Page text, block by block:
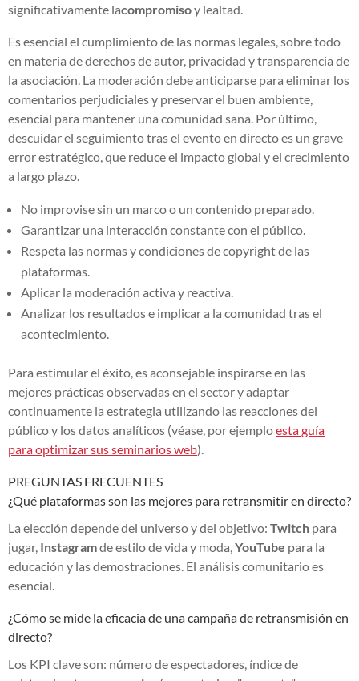
significativamente lacompromisoy lealtad.
Es esencial el cumplimiento de las normas legales, sobre todo
en materia de derechos de autor, privacidad y transparencia de
la asociación. La moderación debe anticiparse para eliminar los
comentarios perjudiciales y preservar el buen ambiente,
esencial para mantener una comunidad sana. Por último,
descuidar el seguimiento tras el evento en directo es un grave
error estratégico, que reduce el impacto global y el crecimiento
a largo plazo.
No improvise sin un marco o un contenido preparado.
Garantizar una interacción constante con el público.
Respeta las normas y condiciones de copyright de las
plataformas.
Aplicar la moderación activa y reactiva.
Analizar los resultados e implicar a la comunidad tras el
acontecimiento.
Para estimular el éxito, es aconsejable inspirarse en las
mejores prácticas observadas en el sector y adaptar
continuamente la estrategia utilizando las reacciones del
público y los datos analíticos (véase, por ejemploesta guía
para optimizar sus seminarios web).
PREGUNTAS FRECUENTES
¿Qué plataformas son las mejores para retransmitir en directo?
La elección depende del universo y del objetivo: Twitch para
jugar, Instagramde estilo de vida y moda, YouTube para la
educación y las demostraciones. El análisis comunitario es
esencial.
¿Cómo se mide la eficacia de una campaña de retransmisión en
directo?
Los KPI clave son: número de espectadores, índice de